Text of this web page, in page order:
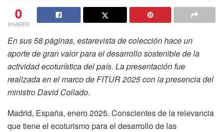
0
SHARES
En sus 58 páginas, estarevista de colección hace un
aporte de gran valor para el desarrollo sostenible de la
actividad ecoturística del país. La presentación fue
realizada en el marco de FITUR 2025 con la presencia del
ministro David Collado.
Madrid, España, enero 2025. Conscientes de la relevancia
que tiene el ecoturismo para el desarrollo de las